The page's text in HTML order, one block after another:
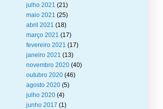
julho 2021 (21)
maio 2021 (25)
abril 2021 (18)
março 2021 (17)
fevereiro 2021 (17)
janeiro 2021 (13)
novembro 2020 (40)
outubro 2020 (46)
agosto 2020 (5)
julho 2020 (4)
junho 2017 (1)